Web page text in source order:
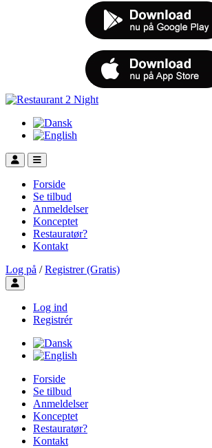
Forside
Se tilbud
Anmeldelser
Konceptet
Restauratør?
Kontakt
Log på / Registrer (Gratis)
Toggle user menu
Log ind
Registrér
Forside
Se tilbud
Anmeldelser
Konceptet
Restauratør?
Kontakt